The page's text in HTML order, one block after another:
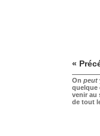
«
On peut
quelque
venir au
de tout